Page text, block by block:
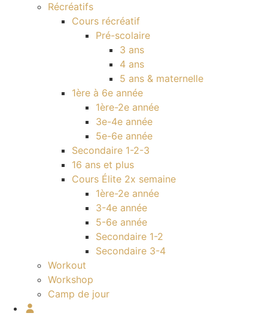
Récréatifs
Cours récréatif
Pré-scolaire
3 ans
4 ans
5 ans & maternelle
1ère à 6e année
1ère-2e année
3e-4e année
5e-6e année
Secondaire 1-2-3
16 ans et plus
Cours Élite 2x semaine
1ère-2e année
3-4e année
5-6e année
Secondaire 1-2
Secondaire 3-4
Workout
Workshop
Camp de jour